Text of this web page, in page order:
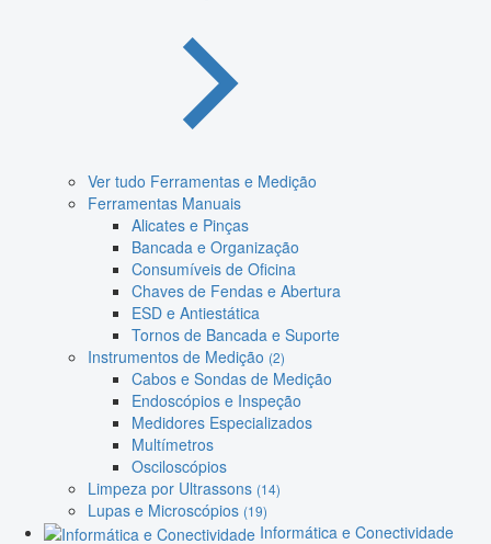
Ver tudo Ferramentas e Medição
Ferramentas Manuais
Alicates e Pinças
Bancada e Organização
Consumíveis de Oficina
Chaves de Fendas e Abertura
ESD e Antiestática
Tornos de Bancada e Suporte
Instrumentos de Medição (2)
Cabos e Sondas de Medição
Endoscópios e Inspeção
Medidores Especializados
Multímetros
Osciloscópios
Limpeza por Ultrassons (14)
Lupas e Microscópios (19)
Informática e Conectividade